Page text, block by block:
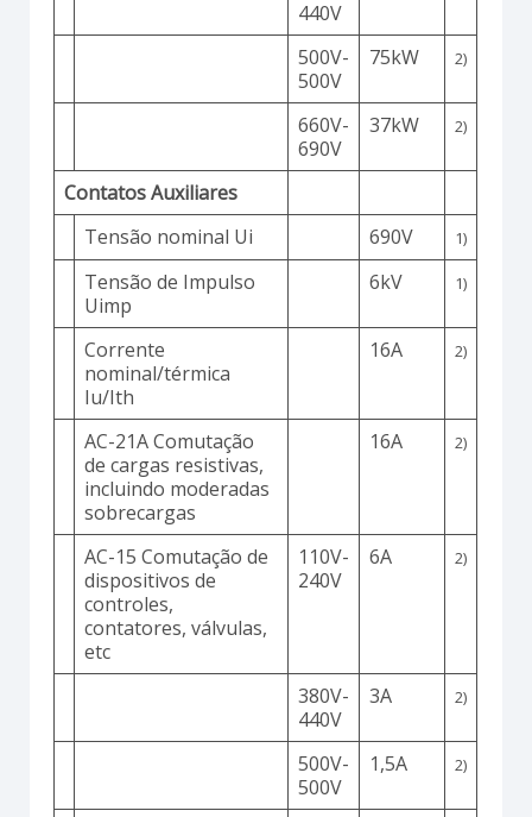
440V
500V-
500V
75kW 2)
660V-
690V
37kW 2)
Contatos Auxiliares
Tensão nominal Ui
690V 1)
Tensão de Impulso
Uimp
6kV 1)
Corrente
nominal/térmica
Iu/Ith
16A 2)
AC-21A Comutação
de cargas resistivas,
incluindo moderadas
sobrecargas
16A 2)
AC-15 Comutação de
dispositivos de
controles,
contatores, válvulas,
etc
110V-
240V
6A 2)
380V-
440V
3A 2)
500V-
500V
1,5A 2)